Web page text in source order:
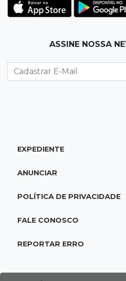
Corinthians vence
para 7º no Brasileirão
Na Vila Belmiro
lugar no Brasileirão
18:33Em 2022
adolescente atropelada no
18:15 Nubank Parque
Palmeiras e Inter ficam no 0
ASSINE NOSSA
EXPEDIENTE
ANUNCIAR
POLÍTICA DE PRIVACIDADE
FALE CONOSCO
REPORTAR ERRO